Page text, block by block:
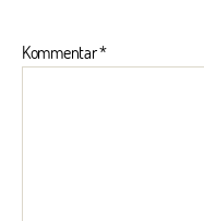
Kommentar*